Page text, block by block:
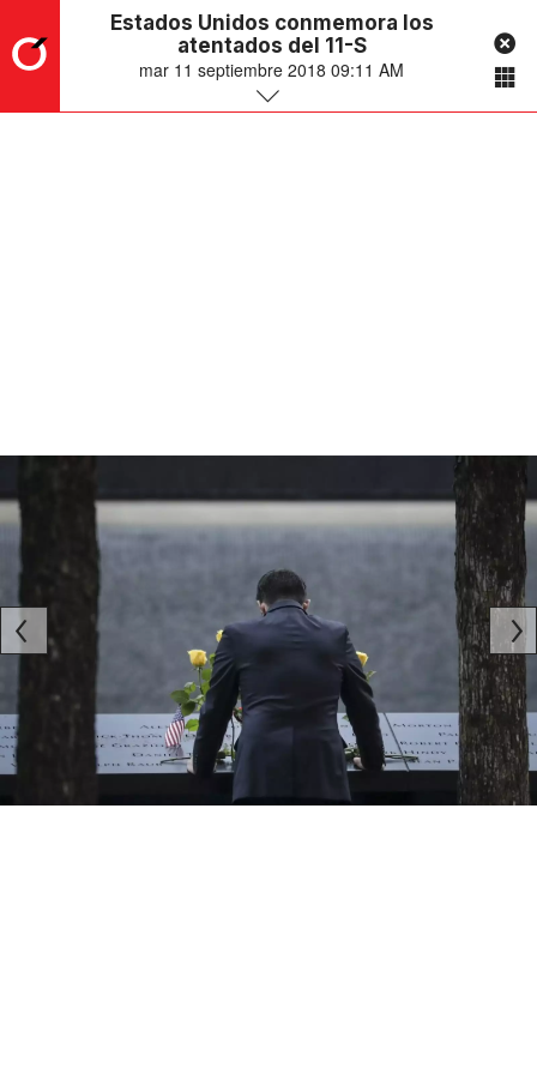
Estados Unidos conmemora los
atentados del 11-S
mar 11 septiembre 2018 09:11 AM